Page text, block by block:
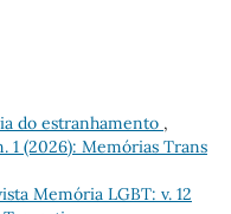
do estranhamento ,
1 (2026): Memórias Trans
Memória LGBT: v. 12